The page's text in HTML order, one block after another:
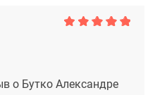
о Бутко Александре